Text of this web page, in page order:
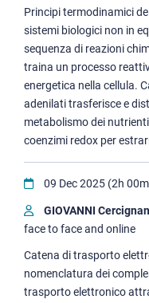
Principi termodinamici
sistemi biologici non in
sequenza di reazioni
traina un processo
energetica nella cellula.
adenilati trasferisce e
metabolismo dei
coenzimi redox per
09 Dec 2025 (2h
GIOVANNI
face to face and online
Catena di trasporto
nomenclatura dei
trasporto elettronico